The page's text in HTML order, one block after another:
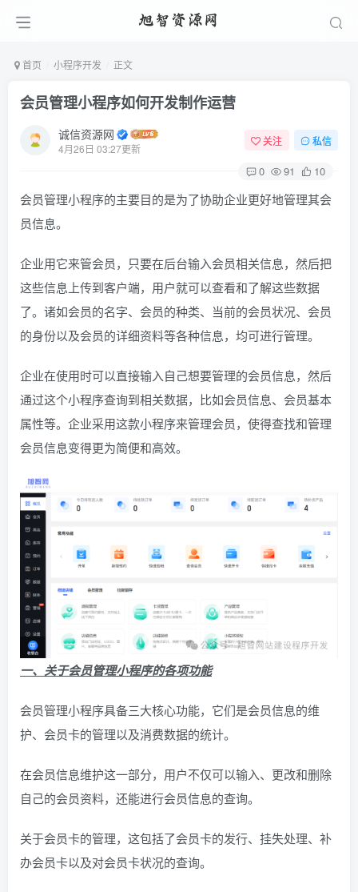
首页 小程序开发 正文
会员管理小程序如何开发制作运营
诚信资源网
4月26日 03:27更新
关注 私信
0 91 10
会员管理小程序的主要目的是为了协助企业更好地管理其会
员信息。
企业用它来管会员，只要在后台输入会员相关信息，然后把
这些信息上传到客户端，用户就可以查看和了解这些数据
了。诸如会员的名字、会员的种类、当前的会员状况、会员
的身份以及会员的详细资料等各种信息，均可进行管理。
企业在使用时可以直接输入自己想要管理的会员信息，然后
通过这个小程序查询到相关数据，比如会员信息、会员基本
属性等。企业采用这款小程序来管理会员，使得查找和管理
会员信息变得更为简便和高效。
一、关于会员管理小程序的各项功能
会员管理小程序具备三大核心功能，它们是会员信息的维
护、会员卡的管理以及消费数据的统计。
在会员信息维护这一部分，用户不仅可以输入、更改和删除
自己的会员资料，还能进行会员信息的查询。
关于会员卡的管理，这包括了会员卡的发行、挂失处理、补
办会员卡以及对会员卡状况的查询。